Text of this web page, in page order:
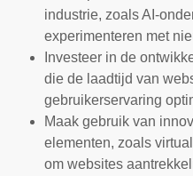
industrie, zoals AI-
experimenteren met
Investeer in de
die de laadtijd van
gebruikerservaring
Maak gebruik van
elementen, zoals
om websites